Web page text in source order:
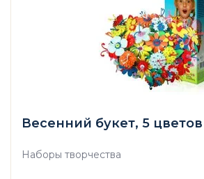
Весенний букет, 5 цветов
Наборы творчества